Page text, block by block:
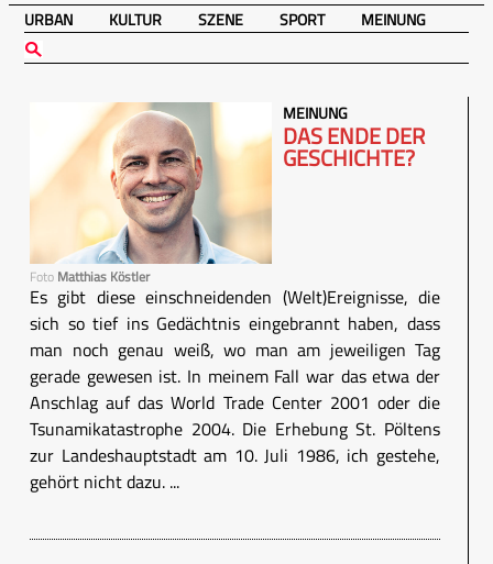
URBAN KULTUR SZENE SPORT MEINUNG
Foto Matthias Köstler
MEINUNG
DAS ENDE DER
GESCHICHTE?
Es gibt diese einschneidenden (Welt)Ereignisse, die
sich so tief ins Gedächtnis eingebrannt haben, dass
man noch genau weiß, wo man am jeweiligen Tag
gerade gewesen ist. In meinem Fall war das etwa der
Anschlag auf das World Trade Center 2001 oder die
Tsunamikatastrophe 2004. Die Erhebung St. Pöltens
zur Landeshauptstadt am 10. Juli 1986, ich gestehe,
gehört nicht dazu. ...